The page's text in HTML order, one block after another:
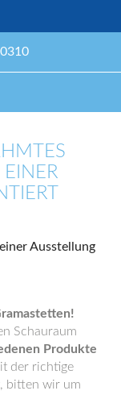
Schauraum
Produkte
der richtige
bitten wir um